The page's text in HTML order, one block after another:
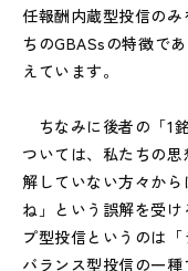
任報酬内蔵型投信の
ちのGBASsの特徴で
えています。
ちなみに後者の「1
ついては、私たちの
解していない方々か
ね」という誤解を受
プ型投信というのは
バランス型投信の一